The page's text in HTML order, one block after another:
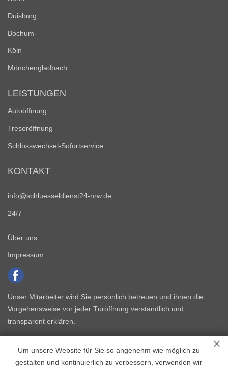
Um unsere Website für Sie so angenehm wie möglich zu
gestalten und kontinuierlich zu verbessern, verwenden wir
Duisburg
Bochum
Köln
Mönchengladbach
LEISTUNGEN
Autoöffnung
Tresoröffnung
Schlosswechsel-Sofortservice
KONTAKT
info@schluesseldienst24-nrw.de
24/7
Über uns
Impressum
Unser Mitarbeiter wird Sie persönlich betreuen und ihnen die
Vorgehensweise vor jeder Türöffnung verständlich und
transparent erklären.